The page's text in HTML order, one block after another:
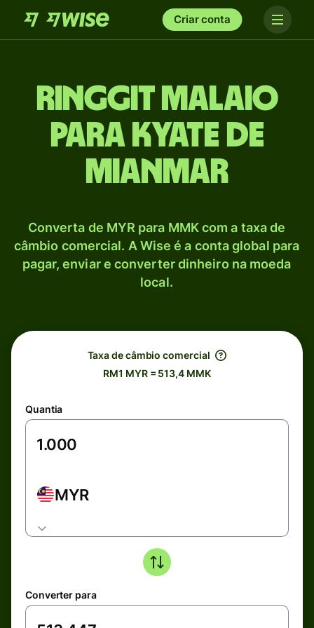
Criar conta
Ringgit malaio
para Kyate de
Mianmar
Converta de MYR para MMK com a taxa de
câmbio comercial. A Wise é a conta global para
pagar, enviar e converter dinheiro na moeda
local.
Taxa de câmbio comercial
RM1 MYR = 513,4 MMK
Quantia
MYR
Converter para